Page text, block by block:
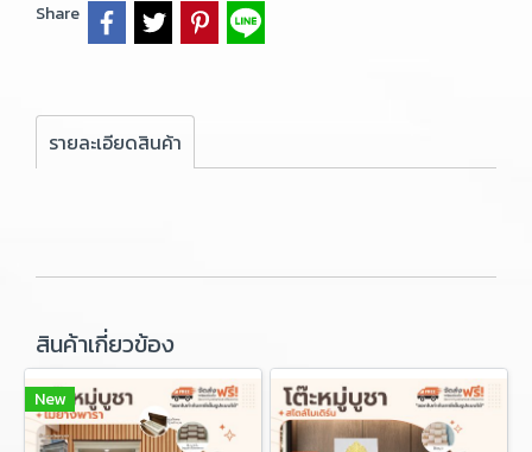
Share
รายละเอียดสินค้า
สินค้าเกี่ยวข้อง
New